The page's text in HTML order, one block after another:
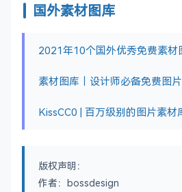
国外素材图库
2021年10个国外优秀免费素材
素材图库｜设计师必备免费图
KissCC0 | 百万级别的图片素材
版权声明：
作者：bossdesign